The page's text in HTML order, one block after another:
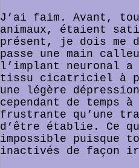
J’ai faim. Avant,
animaux, étaient
présent, je dois me
passe une main
l’implant neuronal a
tissu cicatriciel à
une légère
cependant de temps
frustrante qu’une
d’être établie. Ce
impossible puisque
inactivés de façon